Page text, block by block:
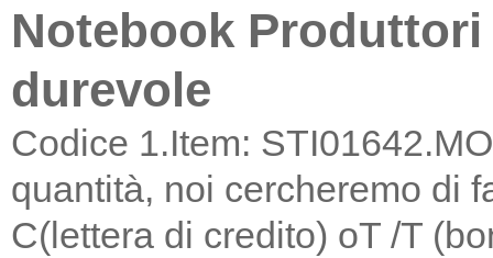
Notebook
durevole
Codice 1.Item:
quantità, noi cercheremo di
C(lettera di credito) oT /T